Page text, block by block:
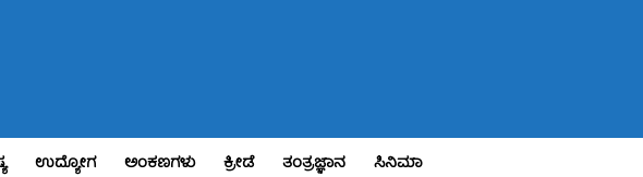
ಉದ್ಯೋಗ ಅಂಕಣಗಳು ಕ್ರೀಡೆ ತಂತ್ರಜ್ಞಾನ
ಸಿನಿಮಾ